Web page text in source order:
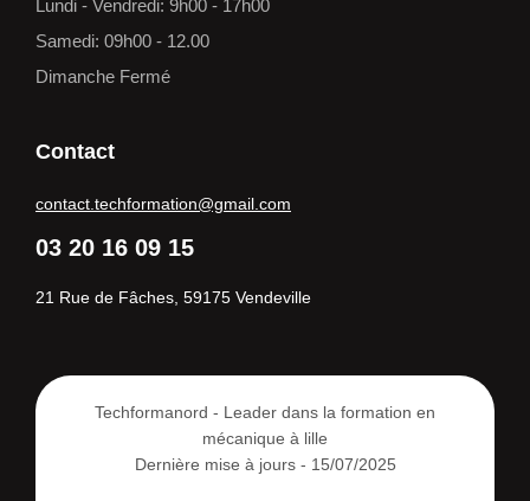
Lundi - Vendredi: 9h00 - 17h00
Samedi: 09h00 - 12.00
Dimanche Fermé
Contact
21 Rue de Fâches, 59175 Vendeville
03 20 16 09 15
contact.techformation@gmail.com
Techformanord - Leader dans la formation en
mécanique à lille
Dernière mise à jours - 15/07/2025